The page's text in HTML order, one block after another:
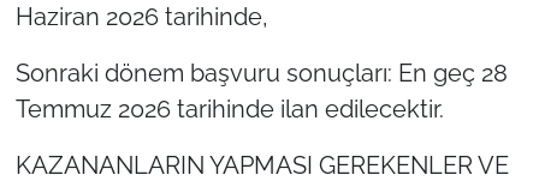
Haziran 2026 tarihinde,
Sonraki dönem başvuru sonuçları: En geç 28
Temmuz 2026 tarihinde ilan edilecektir.
KAZANANLARIN YAPMASI GEREKENLER VE